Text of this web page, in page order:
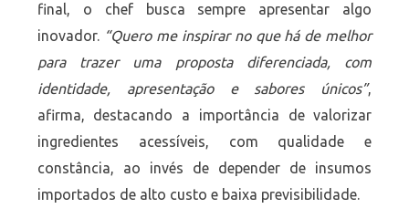
final, o chef busca sempre apresentar algo
inovador. “Quero me inspirar no que há de melhor
para trazer uma proposta diferenciada, com
identidade, apresentação e sabores únicos”,
afirma, destacando a importância de valorizar
ingredientes acessíveis, com qualidade e
constância, ao invés de depender de insumos
importados de alto custo e baixa previsibilidade.